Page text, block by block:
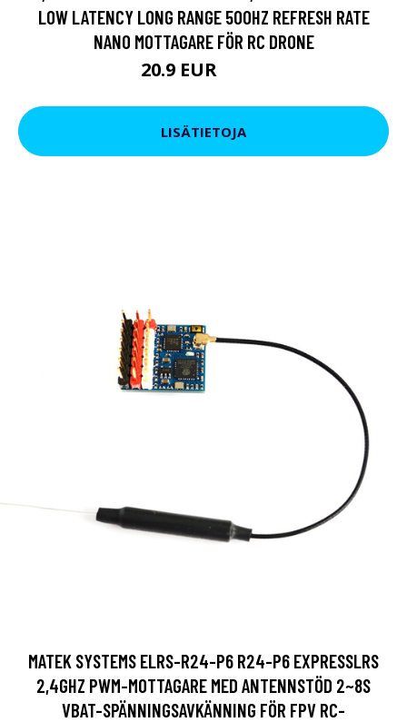
LOW LATENCY LONG RANGE 500HZ REFRESH RATE
NANO MOTTAGARE FÖR RC DRONE
20.9 EUR
LISÄTIETOJA
MATEK SYSTEMS ELRS-R24-P6 R24-P6 EXPRESSLRS
2,4GHZ PWM-MOTTAGARE MED ANTENNSTÖD 2~8S
VBAT-SPÄNNINGSAVKÄNNING FÖR FPV RC-